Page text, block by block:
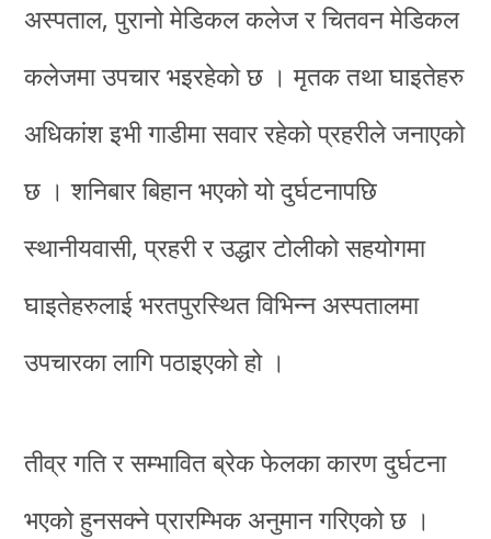
अस्पताल, पुरानो मेडिकल कलेज र चितवन मेडिकल
कलेजमा उपचार भइरहेको छ । मृतक तथा घाइतेहरु
अधिकांश इभी गाडीमा सवार रहेको प्रहरीले जनाएको
छ । शनिबार बिहान भएको यो दुर्घटनापछि
स्थानीयवासी, प्रहरी र उद्धार टोलीको सहयोगमा
घाइतेहरुलाई भरतपुरस्थित विभिन्न अस्पतालमा
उपचारका लागि पठाइएको हो ।
तीव्र गति र सम्भावित ब्रेक फेलका कारण दुर्घटना
भएको हुनसक्ने प्रारम्भिक अनुमान गरिएको छ ।